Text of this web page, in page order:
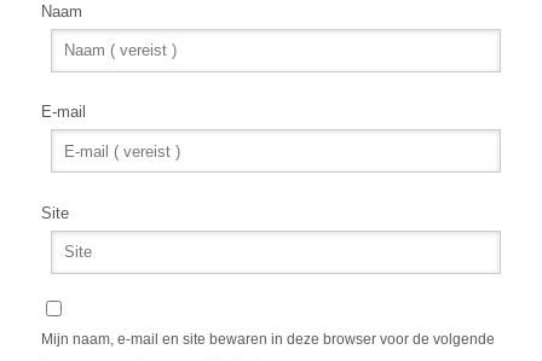
Naam
E-mail
Site
Mijn naam, e-mail en site bewaren in deze browser voor de volgende